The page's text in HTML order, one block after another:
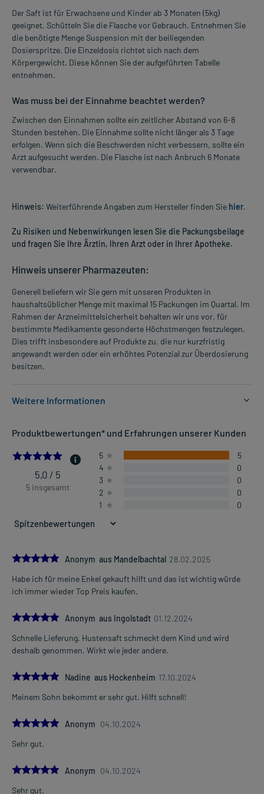
Der Saft ist für Erwachsene und Kinder ab 3 Monaten (5kg)
geeignet. Schütteln Sie die Flasche vor Gebrauch. Entnehmen Sie
die benötigte Menge Suspension mit der beiliegenden
Dosierspritze. Die Einzeldosis richtet sich nach dem
Körpergewicht. Diese können Sie der aufgeführten Tabelle
entnehmen.
Was muss bei der Einnahme beachtet werden?
Zwischen den Einnahmen sollte ein zeitlicher Abstand von 6-8
Stunden bestehen. Die Einnahme sollte nicht länger als 3 Tage
erfolgen. Wenn sich die Beschwerden nicht verbessern, sollte ein
Arzt aufgesucht werden. Die Flasche ist nach Anbruch 6 Monate
verwendbar.
Hinweis: Weiterführende Angaben zum Hersteller finden Sie hier.
Zu Risiken und Nebenwirkungen lesen Sie die Packungsbeilage
und fragen Sie Ihre Ärztin, Ihren Arzt oder in Ihrer Apotheke.
Hinweis unserer Pharmazeuten:
Generell beliefern wir Sie gern mit unseren Produkten in
haushaltsüblicher Menge mit maximal 15 Packungen im Quartal. Im
Rahmen der Arzneimittelsicherheit behalten wir uns vor, für
bestimmte Medikamente gesonderte Höchstmengen festzulegen.
Dies trifft insbesondere auf Produkte zu, die nur kurzfristig
angewandt werden oder ein erhöhtes Potenzial zur Überdosierung
besitzen.
Weitere Informationen
- Leichte bis mäßig starke Schmerzen, wie:
- Zahnschmerzen
- Regelschmerzen
- Fieber
Dosierung und Anwendungshinweise:
Säuglinge von 3-5 Monaten
1,25 ml
im Abstand von 6-8 Stunden, unabhängig von der Mahlzeit
(mit 7-9 kg Körpergewicht)
1-4 mal täglich
im Abstand von 6-8 Stunden, unabhängig von der Mahlzeit
Kleinkinder von 1-3 Jahren
(mit 10-15 kg Körpergewicht)
1-3 mal täglich
im Abstand von 6-8 Stunden, unabhängig von der Mahlzeit
(mit 16-19 kg Körpergewicht)
1-3 mal täglich
Produktbewertungen* und Erfahrungen unserer Kunden
5.0
5,0 / 5
5 insgesamt
5
5
4
0
3
0
2
0
1
0
5.0Anonym aus Mandelbachtal 28.02.2025
Habe ich für meine Enkel gekauft hilft und das ist wichtig würde
ich immer wieder Top Preis kaufen.
5.0Anonym aus Ingolstadt 01.12.2024
Schnelle Lieferung. Hustensaft schmeckt dem Kind und wird
deshalb genommen. Wirkt wie jeder andere.
5.0
Nadine aus Hockenheim 17.10.2024
Meinem Sohn bekommt er sehr gut. Hilft schnell!
5.0Anonym 04.10.2024
Sehr gut.
5.0Anonym 04.10.2024
Sehr gut.